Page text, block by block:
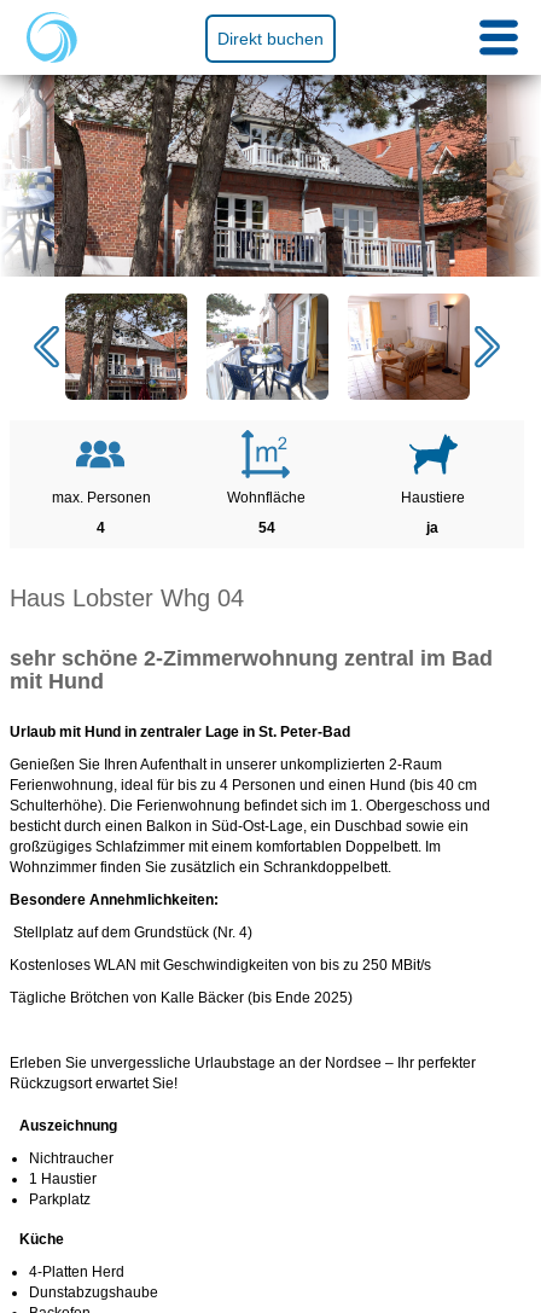
Direkt buchen
max. Personen
4
Wohnfläche
54
Haustiere
ja
Haus Lobster Whg 04
sehr schöne 2-Zimmerwohnung zentral im Bad
mit Hund
Urlaub mit Hund in zentraler Lage in St. Peter-Bad
Genießen Sie Ihren Aufenthalt in unserer unkomplizierten 2-Raum
Ferienwohnung, ideal für bis zu 4 Personen und einen Hund (bis 40 cm
Schulterhöhe). Die Ferienwohnung befindet sich im 1. Obergeschoss und
besticht durch einen Balkon in Süd-Ost-Lage, ein Duschbad sowie ein
großzügiges Schlafzimmer mit einem komfortablen Doppelbett. Im
Wohnzimmer finden Sie zusätzlich ein Schrankdoppelbett.
Besondere Annehmlichkeiten:
Stellplatz auf dem Grundstück (Nr. 4)
Kostenloses WLAN mit Geschwindigkeiten von bis zu 250 MBit/s
Tägliche Brötchen von Kalle Bäcker (bis Ende 2025)
Erleben Sie unvergessliche Urlaubstage an der Nordsee – Ihr perfekter
Rückzugsort erwartet Sie!
Auszeichnung
Nichtraucher
1 Haustier
Parkplatz
Küche
4-Platten Herd
Dunstabzugshaube